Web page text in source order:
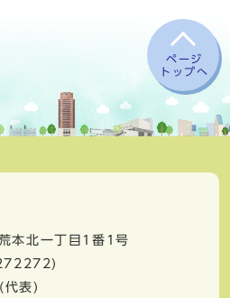
ページ
トップへ
本北一丁目1番1号
(代表)